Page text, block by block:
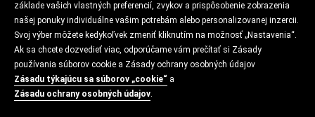
základe vašich vlastných preferencií, zvykov a prispôsobenie zobrazenia
našej ponuky individuálne vašim potrebám alebo personalizovanej inzercii.
Svoj výber môžete kedykoľvek zmeniť kliknutím na možnosť „Nastavenia“.
Ak sa chcete dozvedieť viac, odporúčame vám prečítať si Zásady
používania súborov cookie a Zásady ochrany osobných údajov
Zásadu týkajúcu sa súborov „cookie“ a
Zásadu ochrany osobných údajov.